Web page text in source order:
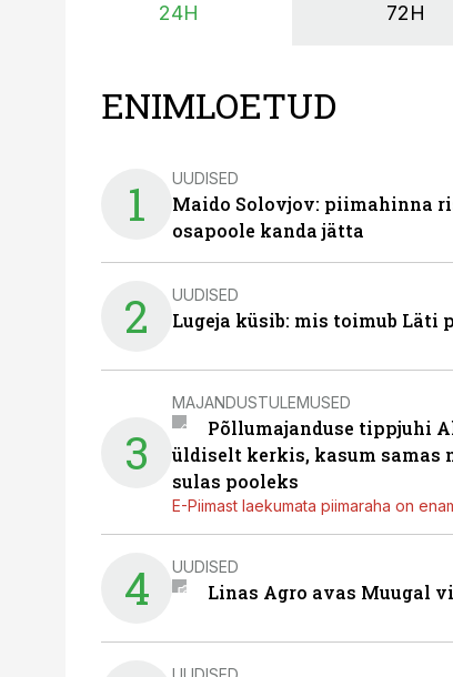
24H 72H
ENIMLOETUD
1 UUDISED
Maido Solovjov: piimahinna
osapoole kanda jätta
2 UUDISED
Lugeja küsib: mis toimub Läti
3
MAJANDUSTULEMUSED
Põllumajanduse tippjuhi
üldiselt kerkis, kasum samas
sulas pooleks
E-Piimast laekumata piimaraha on
4 UUDISED
Linas Agro avas Muugal